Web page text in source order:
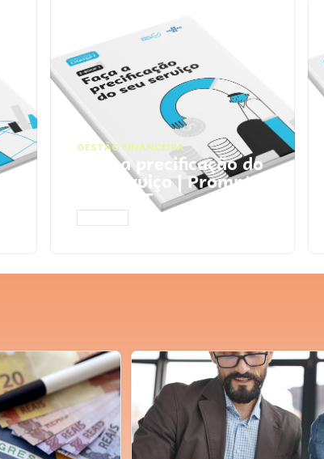
GESTÃO FINANCEIRA
Faça a precificação do
seu serviço | Prompts
ChatGPT